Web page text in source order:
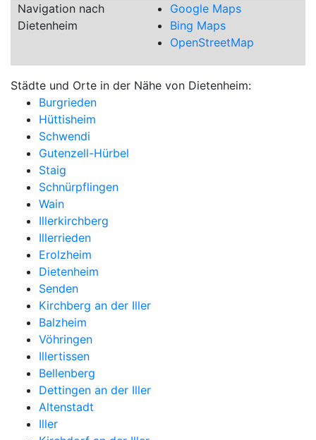
Navigation nach
Dietenheim
Google Maps
Bing Maps
OpenStreetMap
Städte und Orte in der Nähe von Dietenheim:
Burgrieden
Hüttisheim
Schwendi
Gutenzell-Hürbel
Staig
Schnürpflingen
Wain
Illerkirchberg
Illerrieden
Erolzheim
Dietenheim
Senden
Kirchberg an der Iller
Balzheim
Vöhringen
Illertissen
Bellenberg
Dettingen an der Iller
Altenstadt
Iller